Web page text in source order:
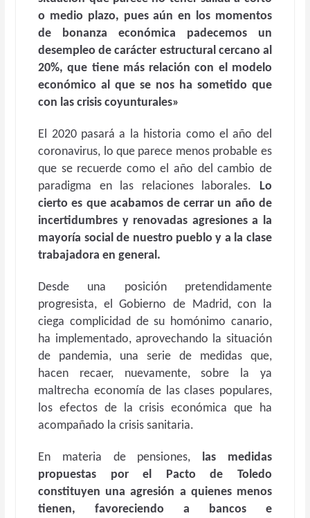
o medio plazo, pues aún en los momentos
de bonanza económica padecemos un
desempleo de carácter estructural cercano al
20%, que tiene más relación con el modelo
económico al que se nos ha sometido que
con las crisis coyunturales»
El 2020 pasará a la historia como el año del
coronavirus, lo que parece menos probable es
que se recuerde como el año del cambio de
paradigma en las relaciones laborales. Lo
cierto es que acabamos de cerrar un año de
incertidumbres y renovadas agresiones a la
mayoría social de nuestro pueblo y a la clase
trabajadora en general.
Desde una posición pretendidamente
progresista, el Gobierno de Madrid, con la
ciega complicidad de su homónimo canario,
ha implementado, aprovechando la situación
de pandemia, una serie de medidas que,
hacen recaer, nuevamente, sobre la ya
maltrecha economía de las clases populares,
los efectos de la crisis económica que ha
acompañado la crisis sanitaria.
En materia de pensiones, las medidas
propuestas por el Pacto de Toledo
constituyen una agresión a quienes menos
tienen, favoreciendo a bancos e